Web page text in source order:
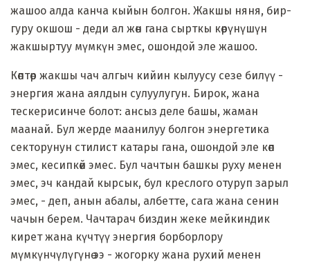
жашоо алда канча кыйын болгон. Жакшы няня, бир-
гуру окшош - деди ал жөн гана сырткы көрүнүшүн
жакшыртуу мүмкүн эмес, ошондой эле жашоо.
Көптөр жакшы чач алгыч кийин кылуусу сезе билүү -
энергия жана аялдын сулуулугун. Бирок, жана
тескерисинче болот: ансыз деле башы, жаман
маанай. Бул жерде маанилyy болгон энергетика
секторунун стилист катары гана, ошондой эле көп
эмес, кесипкөй эмес. Бул чачтын башкы руху менен
эмес, эч кандай кырсык, бул креслого отуруп зарыл
эмес, - деп, анын абалы, албетте, сага жана сенин
чачын берем. Чачтарач биздин жеке мейкиндик
кирет жана күчтүү энергия борборлору
мүмкүнчүлүгүнө ээ - жогорку жана рухий менен